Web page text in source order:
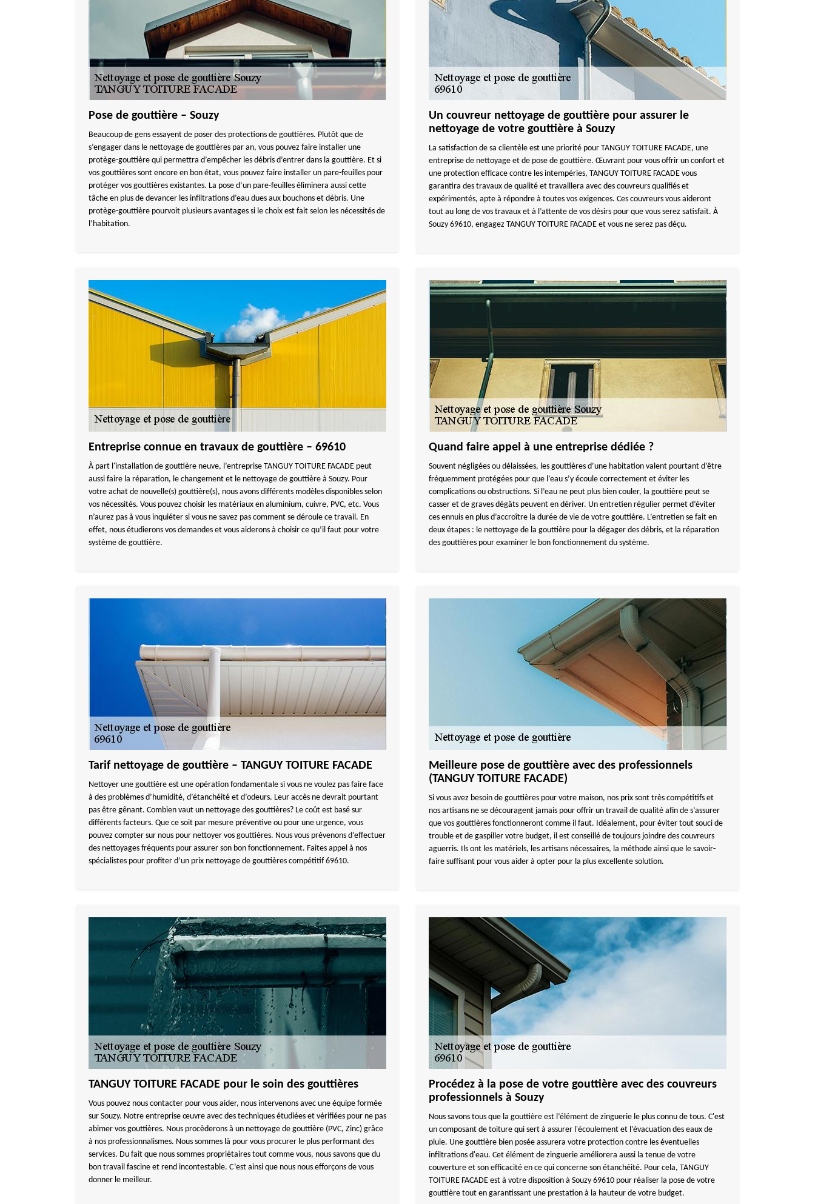
Pose de gouttière – Souzy
Beaucoup de gens essayent de poser des protections de gouttières. Plutôt que de
s’engager dans le nettoyage de gouttières par an, vous pouvez faire installer une
protège-gouttière qui permettra d’empêcher les débris d’entrer dans la gouttière. Et si
vos gouttières sont encore en bon état, vous pouvez faire installer un pare-feuilles pour
protéger vos gouttières existantes. La pose d’un pare-feuilles éliminera aussi cette
tâche en plus de devancer les infiltrations d’eau dues aux bouchons et débris. Une
protège-gouttière pourvoit plusieurs avantages si le choix est fait selon les nécessités de
l’habitation.
Un couvreur nettoyage de gouttière pour assurer le
nettoyage de votre gouttière à Souzy
La satisfaction de sa clientèle est une priorité pour TANGUY TOITURE FACADE, une
entreprise de nettoyage et de pose de gouttière. Œuvrant pour vous offrir un confort et
une protection efficace contre les intempéries, TANGUY TOITURE FACADE vous
garantira des travaux de qualité et travaillera avec des couvreurs qualifiés et
expérimentés, apte à répondre à toutes vos exigences. Ces couvreurs vous aideront
tout au long de vos travaux et à l’attente de vos désirs pour que vous serez satisfait. À
Souzy 69610, engagez TANGUY TOITURE FACADE et vous ne serez pas déçu.
Entreprise connue en travaux de gouttière – 69610
À part l'installation de gouttière neuve, l’entreprise TANGUY TOITURE FACADE peut
aussi faire la réparation, le changement et le nettoyage de gouttière à Souzy. Pour
votre achat de nouvelle(s) gouttière(s), nous avons différents modèles disponibles selon
vos nécessités. Vous pouvez choisir les matériaux en aluminium, cuivre, PVC, etc. Vous
n’aurez pas à vous inquiéter si vous ne savez pas comment se déroule ce travail. En
effet, nous étudierons vos demandes et vous aiderons à choisir ce qu’il faut pour votre
système de gouttière.
Quand faire appel à une entreprise dédiée ?
Souvent négligées ou délaissées, les gouttières d’une habitation valent pourtant d’être
fréquemment protégées pour que l’eau s’y écoule correctement et éviter les
complications ou obstructions. Si l’eau ne peut plus bien couler, la gouttière peut se
casser et de graves dégâts peuvent en dériver. Un entretien régulier permet d’éviter
ces ennuis en plus d’accroître la durée de vie de votre gouttière. L’entretien se fait en
deux étapes : le nettoyage de la gouttière pour la dégager des débris, et la réparation
des gouttières pour examiner le bon fonctionnement du système.
Tarif nettoyage de gouttière – TANGUY TOITURE FACADE
Nettoyer une gouttière est une opération fondamentale si vous ne voulez pas faire face
à des problèmes d’humidité, d’étanchéité et d’odeurs. Leur accès ne devrait pourtant
pas être gênant. Combien vaut un nettoyage des gouttières? Le coût est basé sur
différents facteurs. Que ce soit par mesure préventive ou pour une urgence, vous
pouvez compter sur nous pour nettoyer vos gouttières. Nous vous prévenons d’effectuer
des nettoyages fréquents pour assurer son bon fonctionnement. Faites appel à nos
spécialistes pour profiter d’un prix nettoyage de gouttières compétitif 69610.
Meilleure pose de gouttière avec des professionnels
(TANGUY TOITURE FACADE)
Si vous avez besoin de gouttières pour votre maison, nos prix sont très compétitifs et
nos artisans ne se découragent jamais pour offrir un travail de qualité afin de s’assurer
que vos gouttières fonctionneront comme il faut. Idéalement, pour éviter tout souci de
trouble et de gaspiller votre budget, il est conseillé de toujours joindre des couvreurs
aguerris. Ils ont les matériels, les artisans nécessaires, la méthode ainsi que le savoir-
faire suffisant pour vous aider à opter pour la plus excellente solution.
TANGUY TOITURE FACADE pour le soin des gouttières
Vous pouvez nous contacter pour vous aider, nous intervenons avec une équipe formée
sur Souzy. Notre entreprise œuvre avec des techniques étudiées et vérifiées pour ne pas
abimer vos gouttières. Nous procèderons à un nettoyage de gouttière (PVC, Zinc) grâce
à nos professionnalismes. Nous sommes là pour vous procurer le plus performant des
services. Du fait que nous sommes propriétaires tout comme vous, nous savons que du
bon travail fascine et rend incontestable. C’est ainsi que nous nous efforçons de vous
donner le meilleur.
Procédez à la pose de votre gouttière avec des couvreurs
professionnels à Souzy
Nous savons tous que la gouttière est l’élément de zinguerie le plus connu de tous. C'est
un composant de toiture qui sert à assurer l'écoulement et l’évacuation des eaux de
pluie. Une gouttière bien posée assurera votre protection contre les éventuelles
infiltrations d'eau. Cet élément de zinguerie améliorera aussi la tenue de votre
couverture et son efficacité en ce qui concerne son étanchéité. Pour cela, TANGUY
TOITURE FACADE est à votre disposition à Souzy 69610 pour réaliser la pose de votre
gouttière tout en garantissant une prestation à la hauteur de votre budget.